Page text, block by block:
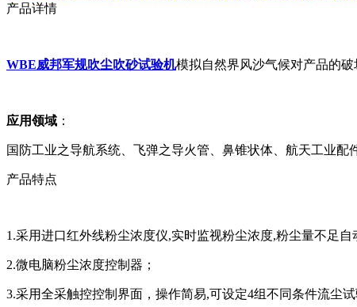
产品详情
WBE威邦军规吹尘吹砂试验机模拟自然界风沙气候对产品的破
应用领域 ：
国防工业之导航系统、飞弹之导火管、鼻锥状体、航天工业
产品特点
1.采用进口红外线粉尘浓度仪,实时监视粉尘浓度,粉尘量不足自
2.微电脑粉尘浓度控制器；
3.采用全采触控控制界面，操作简易,可设定4组不同条件流尘试